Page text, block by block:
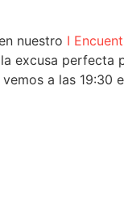
nuestro I
excusa
a las 19:30